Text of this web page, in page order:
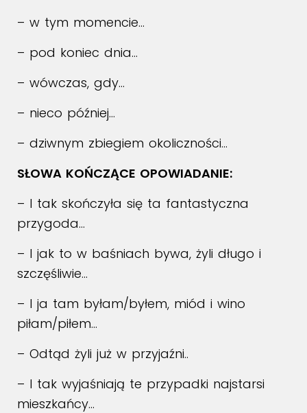
– w tym momencie…
– pod koniec dnia…
– wówczas, gdy…
– nieco później…
– dziwnym zbiegiem okoliczności…
SŁOWA KOŃCZĄCE OPOWIADANIE:
– I tak skończyła się ta fantastyczna
przygoda…
– I jak to w baśniach bywa, żyli długo i
szczęśliwie…
– I ja tam byłam/byłem, miód i wino
piłam/piłem…
– Odtąd żyli już w przyjaźni..
– I tak wyjaśniają te przypadki najstarsi
mieszkańcy…